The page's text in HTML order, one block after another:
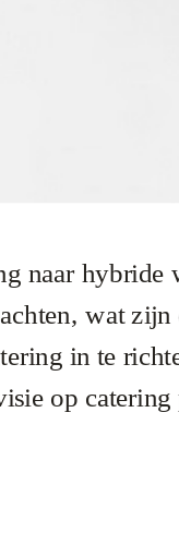
naar
wat
in te
op